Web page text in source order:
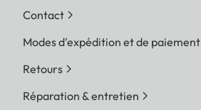
Contact
Modes d'expédition et de paiement
Retours
Réparation & entretien